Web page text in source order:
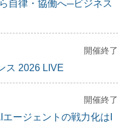
自律・協働へ─ビジネス
開催終了
ス 2026 LIVE
開催終了
ージェントの戦力化はI